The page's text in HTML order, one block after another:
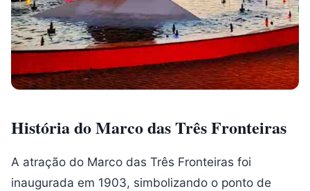
História do Marco das Três Fronteiras
A atração do Marco das Três Fronteiras foi
inaugurada em 1903, simbolizando o ponto de